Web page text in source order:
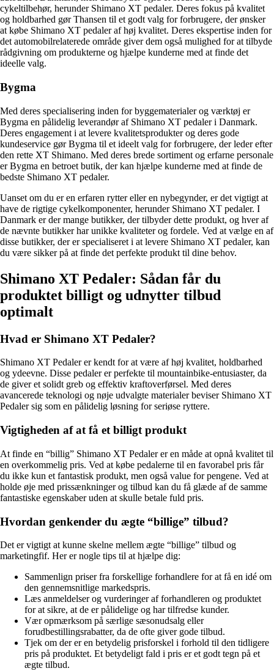
cykeltilbehør, herunder Shimano XT pedaler. Deres fokus på kvalitet
og holdbarhed gør Thansen til et godt valg for forbrugere, der ønsker
at købe Shimano XT pedaler af høj kvalitet. Deres ekspertise inden for
det automobilrelaterede område giver dem også mulighed for at tilbyde
rådgivning om produkterne og hjælpe kunderne med at finde det
ideelle valg.
Bygma
Med deres specialisering inden for byggematerialer og værktøj er
Bygma en pålidelig leverandør af Shimano XT pedaler i Danmark.
Deres engagement i at levere kvalitetsprodukter og deres gode
kundeservice gør Bygma til et ideelt valg for forbrugere, der leder efter
den rette XT Shimano. Med deres brede sortiment og erfarne personale
er Bygma en betroet butik, der kan hjælpe kunderne med at finde de
bedste Shimano XT pedaler.
Uanset om du er en erfaren rytter eller en nybegynder, er det vigtigt at
have de rigtige cykelkomponenter, herunder Shimano XT pedaler. I
Danmark er der mange butikker, der tilbyder dette produkt, og hver af
de nævnte butikker har unikke kvaliteter og fordele. Ved at vælge en af
disse butikker, der er specialiseret i at levere Shimano XT pedaler, kan
du være sikker på at finde det perfekte produkt til dine behov.
Shimano XT Pedaler: Sådan får du
produktet billigt og udnytter tilbud
optimalt
Hvad er Shimano XT Pedaler?
Shimano XT Pedaler er kendt for at være af høj kvalitet, holdbarhed
og ydeevne. Disse pedaler er perfekte til mountainbike-entusiaster, da
de giver et solidt greb og effektiv kraftoverførsel. Med deres
avancerede teknologi og nøje udvalgte materialer beviser Shimano XT
Pedaler sig som en pålidelig løsning for seriøse ryttere.
Vigtigheden af at få et billigt produkt
At finde en “billig” Shimano XT Pedaler er en måde at opnå kvalitet til
en overkommelig pris. Ved at købe pedalerne til en favorabel pris får
du ikke kun et fantastisk produkt, men også value for pengene. Ved at
holde øje med prissænkninger og tilbud kan du få glæde af de samme
fantastiske egenskaber uden at skulle betale fuld pris.
Hvordan genkender du ægte “billige” tilbud?
Det er vigtigt at kunne skelne mellem ægte “billige” tilbud og
marketingfif. Her er nogle tips til at hjælpe dig:
Sammenlign priser fra forskellige forhandlere for at få en idé om
den gennemsnitlige markedspris.
Læs anmeldelser og vurderinger af forhandleren og produktet
for at sikre, at de er pålidelige og har tilfredse kunder.
Vær opmærksom på særlige sæsonudsalg eller
forudbestillingsrabatter, da de ofte giver gode tilbud.
Tjek om der er en betydelig prisforskel i forhold til den tidligere
pris på produktet. Et betydeligt fald i pris er et godt tegn på et
ægte tilbud.